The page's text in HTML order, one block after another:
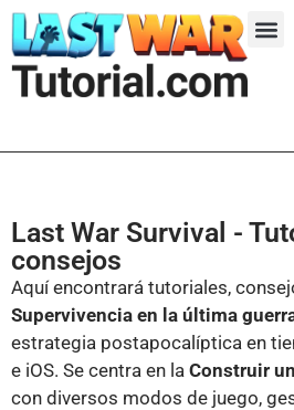
Last War Survival -
consejos
Aquí encontrará tutoriales,
Supervivencia en la última
estrategia postapocalíptica en
e iOS. Se centra en la Construir
con diversos modos de juego,